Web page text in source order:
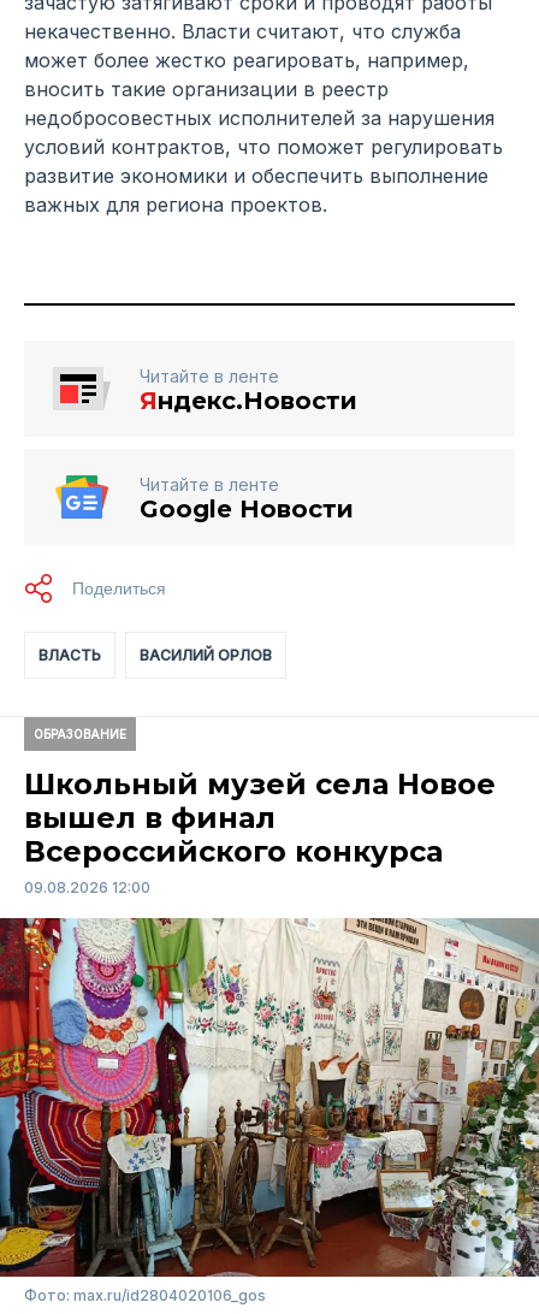
некачественно. Власти считают, что служба
может более жестко реагировать, например,
вносить такие организации в реестр
недобросовестных исполнителей за нарушения
условий контрактов, что поможет регулировать
развитие экономики и обеспечить выполнение
важных для региона проектов.
Читайте в ленте
Яндекс.Новости
Читайте в ленте
Google Новости
ВЛАСТЬ ВАСИЛИЙ ОРЛОВ
ОБРАЗОВАНИЕ
Школьный музей села Новое
вышел в финал
Всероссийского конкурса
09.08.2026 12:00
Фото: max.ru/id2804020106_gos